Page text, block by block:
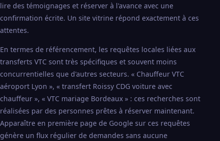
lire des témoignages et réserver à l'avance avec une
confirmation écrite. Un site vitrine répond exactement à ces
attentes.
En termes de référencement, les requêtes locales liées aux
transferts VTC sont très spécifiques et souvent moins
concurrentielles que d'autres secteurs. « Chauffeur VTC
aéroport Lyon », « transfert Roissy CDG voiture avec
chauffeur », « VTC mariage Bordeaux » : ces recherches sont
réalisées par des personnes prêtes à réserver maintenant.
Apparaître en première page de Google sur ces requêtes
génère un flux régulier de demandes sans aucune